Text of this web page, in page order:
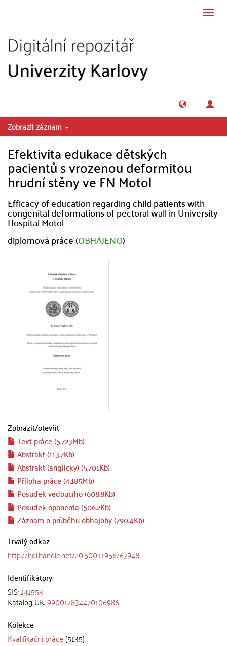
Zobrazit záznam
Efektivita edukace dětských
pacientů s vrozenou deformitou
hrudní stěny ve FN Motol
Efficacy of education regarding child patients with
congenital deformations of pectoral wall in University
Hospital Motol
diplomová práce (OBHÁJENO)
Zobrazit/otevřít
Text práce (5.723Mb)
Abstrakt (113.7Kb)
Abstrakt (anglicky) (5.701Kb)
Příloha práce (4.185Mb)
Posudek vedoucího (608.8Kb)
Posudek oponenta (506.2Kb)
Záznam o průběhu obhajoby (790.4Kb)
Trvalý odkaz
http://hdl.handle.net/20.500.11956/67948
Identifikátory
SIS:141553
Katalog UK:990017834470106986
Kolekce
Kvalifikační práce [5135]